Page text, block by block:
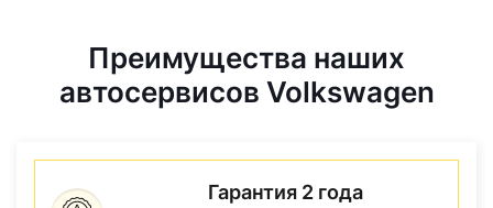
Преимущества наших
автосервисов Volkswagen
Гарантия 2 года